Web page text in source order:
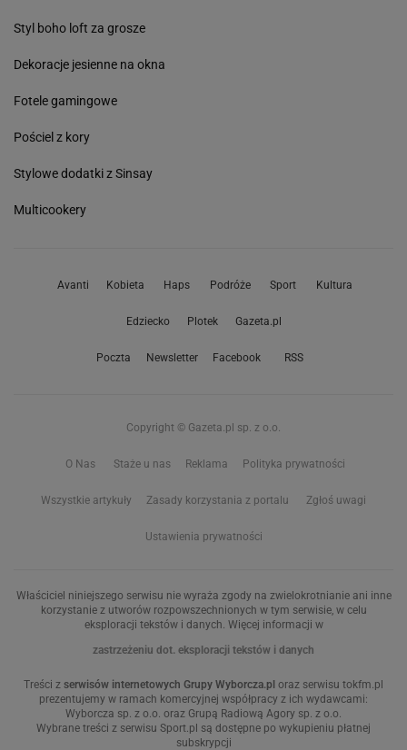
Styl boho loft za grosze
Dekoracje jesienne na okna
Fotele gamingowe
Pościel z kory
Stylowe dodatki z Sinsay
Multicookery
Avanti Kobieta Haps Podróże Sport Kultura
Edziecko Plotek Gazeta.pl
Poczta Newsletter Facebook RSS
Copyright © Gazeta.pl sp. z o.o.
O Nas Staże u nas Reklama Polityka prywatności
Wszystkie artykuły Zasady korzystania z portalu Zgłoś uwagi
Ustawienia prywatności
Właściciel niniejszego serwisu nie wyraża zgody na zwielokrotnianie ani inne
korzystanie z utworów rozpowszechnionych w tym serwisie, w celu
eksploracji tekstów i danych. Więcej informacji w
zastrzeżeniu dot. eksploracji tekstów i danych
Treści z serwisów internetowych Grupy Wyborcza.pl oraz serwisu tokfm.pl
prezentujemy w ramach komercyjnej współpracy z ich wydawcami:
Wyborcza sp. z o.o. oraz Grupą Radiową Agory sp. z o.o.
Wybrane treści z serwisu Sport.pl są dostępne po wykupieniu płatnej
subskrypcji